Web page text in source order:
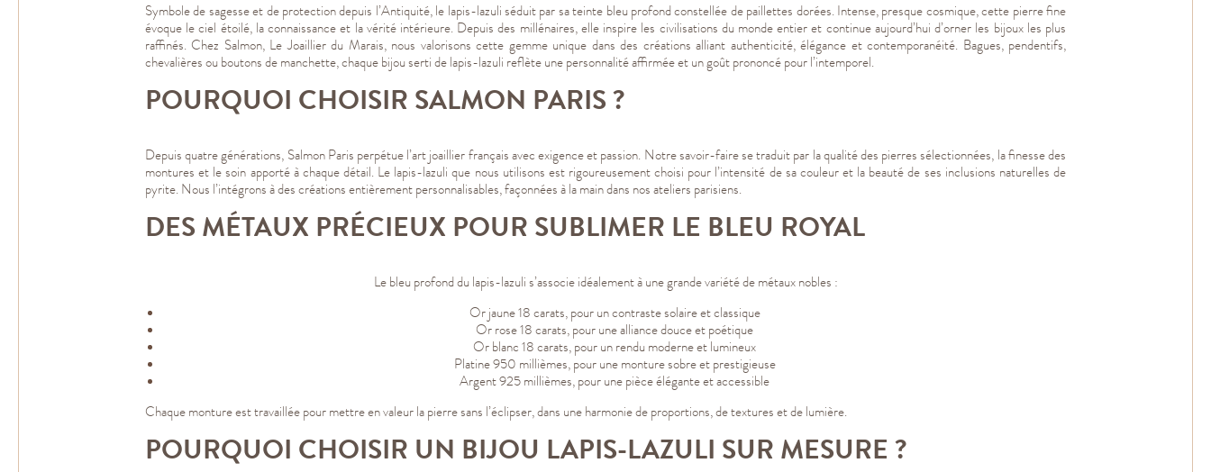
Symbole de sagesse et de protection depuis l’Antiquité, le lapis-lazuli séduit par sa teinte bleu profond constellée de paillettes dorées. Intense, presque cosmique, cette pierre fine
évoque le ciel étoilé, la connaissance et la vérité intérieure. Depuis des millénaires, elle inspire les civilisations du monde entier et continue aujourd’hui d’orner les bijoux les plus
raffinés. Chez Salmon, Le Joaillier du Marais, nous valorisons cette gemme unique dans des créations alliant authenticité, élégance et contemporanéité. Bagues, pendentifs,
chevalières ou boutons de manchette, chaque bijou serti de lapis-lazuli reflète une personnalité affirmée et un goût prononcé pour l’intemporel.
POURQUOI CHOISIR SALMON PARIS ?
Depuis quatre générations, Salmon Paris perpétue l’art joaillier français avec exigence et passion. Notre savoir-faire se traduit par la qualité des pierres sélectionnées, la finesse des
montures et le soin apporté à chaque détail. Le lapis-lazuli que nous utilisons est rigoureusement choisi pour l’intensité de sa couleur et la beauté de ses inclusions naturelles de
pyrite. Nous l’intégrons à des créations entièrement personnalisables, façonnées à la main dans nos ateliers parisiens.
DES MÉTAUX PRÉCIEUX POUR SUBLIMER LE BLEU ROYAL
Le bleu profond du lapis-lazuli s’associe idéalement à une grande variété de métaux nobles :
Or jaune 18 carats, pour un contraste solaire et classique
Or rose 18 carats, pour une alliance douce et poétique
Or blanc 18 carats, pour un rendu moderne et lumineux
Platine 950 millièmes, pour une monture sobre et prestigieuse
Argent 925 millièmes, pour une pièce élégante et accessible
Chaque monture est travaillée pour mettre en valeur la pierre sans l’éclipser, dans une harmonie de proportions, de textures et de lumière.
POURQUOI CHOISIR UN BIJOU LAPIS-LAZULI SUR MESURE ?